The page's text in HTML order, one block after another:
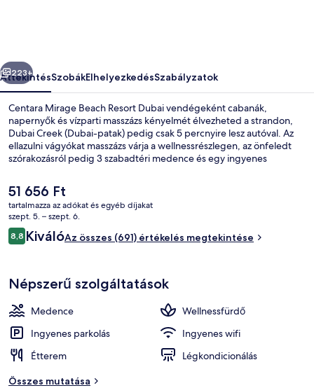
Következő
223+
ÁttekintésSzobákElhelyezkedésSzabályzatok
Centara Mirage Beach Resort Dubai vendégeként cabanák,
napernyők és vízparti masszázs kényelmét élvezheted a strandon,
Dubai Creek (Dubai-patak) pedig csak 5 percnyire lesz autóval. Az
ellazulni vágyókat masszázs várja a wellnessrészlegen, az önfeledt
szórakozásról pedig 3 szabadtéri medence és egy ingyenes
kínálata: thai ételek, és reggelire, ebédre és vacsorára is várja a
vendégeket. A szálláshelyhez 3 bár/társalgó, egy "lazy river"
(cirkuláló) medence és egy ingyenes játszóház is tartozik. Más utazók
nagyszerű véleménnyel vannak a szálláshely következő jellemzőiről:
medence és segítőkész személyzet.
A
jelenlegi
ár
51 656 Ft
51 656 Ft
tartalmazza az adókat és egyéb díjakat
szept. 5. – szept. 6.
Értékelések
8,88,8 ennyiből: 10
KiválóAz összes (691) értékelés megtekintése
Népszerű szolgáltatások
Medence
Wellnessfürdő
Ingyenes parkolás
Ingyenes wifi
Étterem
Légkondicionálás
Összes mutatása